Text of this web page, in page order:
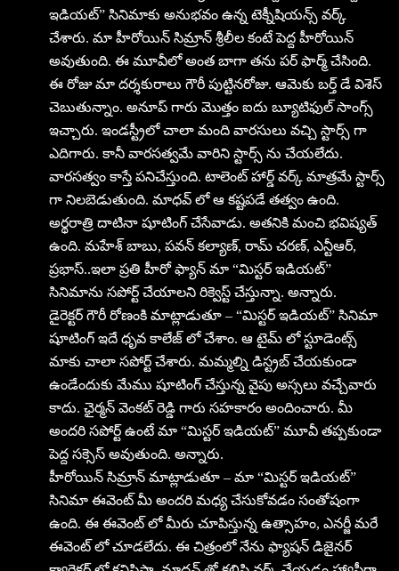
ఇడియ‌ట్‌” సినిమాకు అనుభవం ఉన్న టెక్నీషియన్స్ వర్క్
చేశారు. మా హీరోయిన్ సిమ్రాన్ శ్రీలీల కంటే పెద్ద హీరోయిన్
అవుతుంది. ఈ మూవీలో అంత బాగా తను పర్ ఫార్మ్ చేసింది.
ఈ రోజు మా దర్శకురాలు గౌరీ పుట్టినరోజు. ఆమెకు బర్త్ డే విశెస్
చెబుతున్నాం. అనూప్ గారు మొత్తం ఐదు బ్యూటిఫుల్ సాంగ్స్
ఇచ్చారు. ఇండస్ట్రీలో చాలా మంది వారసులు వచ్చి స్టార్స్ గా
ఎదిగారు. కానీ వారసత్వమే వారిని స్టార్స్ ను చేయలేదు.
వారసత్వం కాస్తే పనిచేస్తుంది. టాలెంట్ హార్డ్ వర్క్ మాత్రమే స్టార్స్
గా నిలబెడుతుంది. మాధవ్ లో ఆ కష్టపడే తత్వం ఉంది.
అర్థరాత్రి దాటినా షూటింగ్ చేసేవాడు. అతనికి మంచి భవిష్యత్
ఉంది. మహేశ్ బాబు, పవన్ కల్యాణ్, రామ్ చరణ్, ఎన్టీఆర్,
ప్రభాస్..ఇలా ప్రతి హీరో ఫ్యాన్ మా “మిస్టర్ ఇడియ‌ట్‌”
సినిమాను సపోర్ట్ చేయాలని రిక్వెస్ట్ చేస్తున్నా. అన్నారు.
డైరెక్టర్ గౌరీ రోణంకి మాట్లాడుతూ – “మిస్టర్ ఇడియ‌ట్‌” సినిమా
షూటింగ్ ఇదే ధృవ కాలేజ్ లో చేశాం. ఆ టైమ్ లో స్టూడెంట్స్
మాకు చాలా సపోర్ట్ చేశారు. మమ్మల్ని డిస్ట్రబ్ చేయకుండా
ఉండేందుకు మేము షూటింగ్ చేస్తున్న వైపు అస్సలు వచ్చేవారు
కాదు. ఛైర్మన్ వెంకట్ రెడ్డి గారు సహకారం అందించారు. మీ
అందరి సపోర్ట్ ఉంటే మా “మిస్టర్ ఇడియ‌ట్‌” మూవీ తప్పకుండా
పెద్ద సక్సెస్ అవుతుంది. అన్నారు.
హీరోయిన్ సిమ్రాన్ మాట్లాడుతూ – మా “మిస్టర్ ఇడియ‌ట్‌”
సినిమా ఈవెంట్ మీ అందరి మధ్య చేసుకోవడం సంతోషంగా
ఉంది. ఈ ఈవెంట్ లో మీరు చూపిస్తున్న ఉత్సాహం, ఎనర్జీ మరే
ఈవెంట్ లో చూడలేదు. ఈ చిత్రంలో నేను ఫ్యాషన్ డిజైనర్